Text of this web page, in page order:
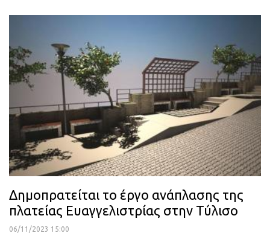
Δημοπρατείται το έργο ανάπλασης της
πλατείας Ευαγγελιστρίας στην Τύλισο
06/11/2023 15:00